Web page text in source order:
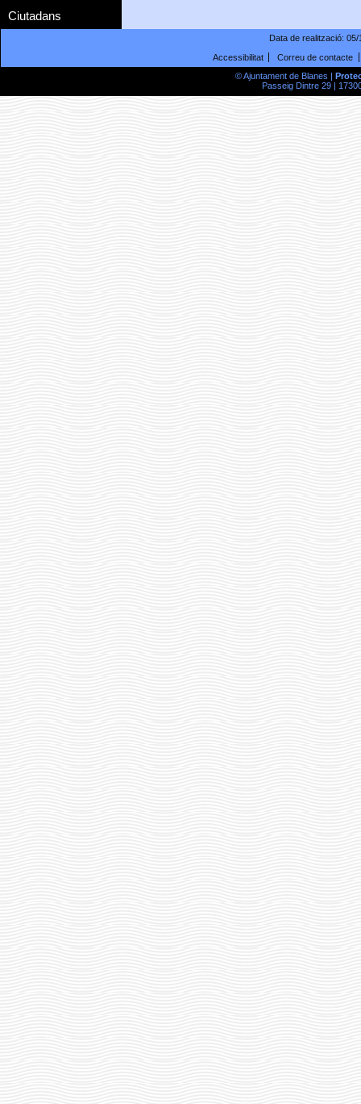
Ciutadans
Data de realització: 05/
Accessibilitat
Correu de contacte
© Ajuntament de Blanes |
Passeig Dintre 29 |